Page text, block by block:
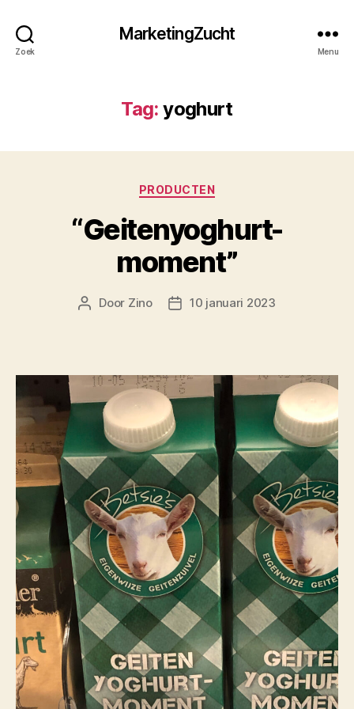
Zoek
MarketingZucht
Menu
Tag: yoghurt
Categorieën
PRODUCTEN
“Geitenyoghurt-
moment”
Berichtauteur
Door Zino Berichtdatum
10 januari 2023